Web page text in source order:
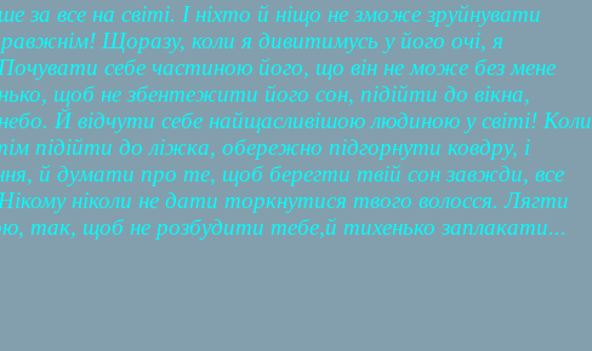
за все на світі. І ніхто й ніщо не зможе зруйнувати
Щоразу, коли я дивитимусь у його очі, я
себе частиною його, що він не може без мене
щоб не збентежити його сон, підійти до вікна,
Й відчути себе найщасливішою людиною у світі! Коли
підійти до ліжка, обережно підгорнути ковдру, і
й думати про те, щоб берегти твій сон завжди, все
ніколи не дати торкнутися твого волосся. Лягти
так, щоб не розбудити тебе,й тихенько заплакати...